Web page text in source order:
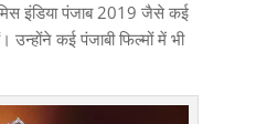
इंडिया पंजाब 2019 जैसे कई
कई पंजाबी फिल्मों में भी